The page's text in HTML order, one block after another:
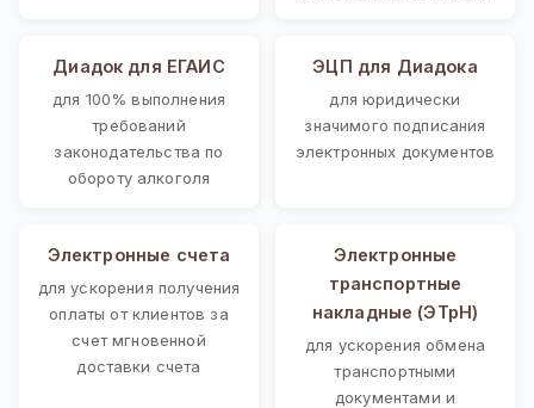
Диадок для ЕГАИС
для 100% выполнения
требований
законодательства по
обороту алкоголя
ЭЦП для Диадока
для юридически
значимого подписания
электронных документов
Электронные счета
для ускорения получения
оплаты от клиентов за
счет мгновенной
доставки счета
Электронные
транспортные
накладные (ЭТрН)
для ускорения обмена
транспортными
документами и